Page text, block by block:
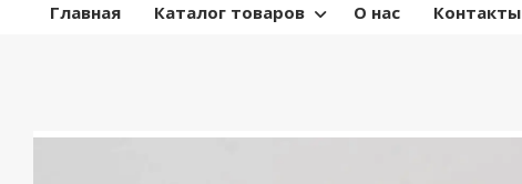
Главная Каталог товаров О нас Контакты